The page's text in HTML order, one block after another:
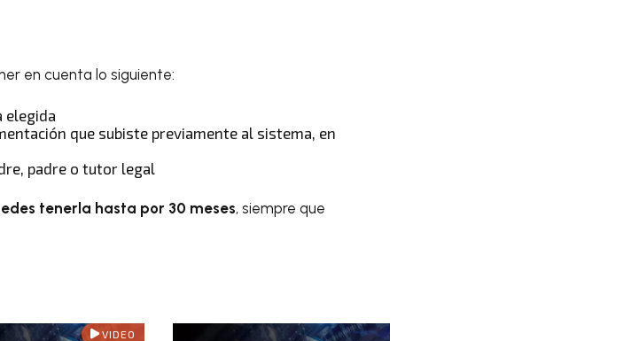
en cuenta lo siguiente:
elegida
que subiste previamente al sistema, en
padre o tutor legal
tenerla hasta por 30 meses, siempre que
VIDEO